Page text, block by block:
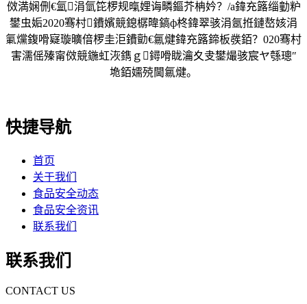
傚満娴侀€氳涓氫笓椤规暣娌诲疄鏂芥柟妗？/a鍏充簬缁勭粐
鐢虫姤2020骞村鐨嬪競鎴樼暐鎬ф柊鍏翠骇涓氬拰鏈嶅姟涓
氭爣鍑嗗寲璇曠偣椤圭洰鐨勯€氱煡鍏充簬鍗板彂銆？020骞村
害濡傜殝甯傚競鍦虹洃鐫ｇ鐞嗗眬瀹夊叏鐢熶骇宸ヤ綔璁″
垝銆嬬殑閫氱煡。
快捷导航
首页
关于我们
食品安全动态
食品安全资讯
联系我们
联系我们
CONTACT US